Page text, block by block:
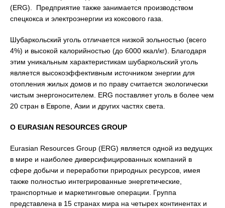
(ERG). Предприятие также занимается производством
спецкокса и электроэнергии из коксового газа.
Шубаркольский уголь отличается низкой зольностью (всего
4%) и высокой калорийностью (до 6000 ккал/кг). Благодаря
этим уникальным характеристикам шубаркольский уголь
является высокоэффективным источником энергии для
отопления жилых домов и по праву считается экологически
чистым энергоносителем. ERG поставляет уголь в более чем
20 стран в Европе, Азии и других частях света.
О EURASIAN RESOURCES GROUP
Eurasian Resources Group (ERG) является одной из ведущих
в мире и наиболее диверсифицированных компаний в
сфере добычи и переработки природных ресурсов, имея
также полностью интегрированные энергетические,
транспортные и маркетинговые операции. Группа
представлена в 15 странах мира на четырех континентах и